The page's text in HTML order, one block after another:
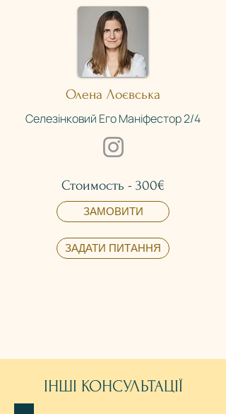
Олена Лоєвська
Селезінковий Его Маніфестор 2/4
Стоимость - 300€
ЗАМОВИТИ
ЗАДАТИ ПИТАННЯ
ІНШІ КОНСУЛЬТАЦІЇ